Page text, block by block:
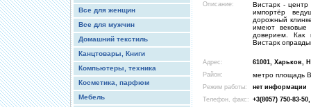
Все для женщин
Все для мужчин
Домашний текстиль
Канцтовары, Книги
Компьютеры, техника
Косметика, парфюм
Мебель
Описание:
Вистарк -
импортёр
дорожный
имеют вековые
доверием. Как
Вистарк
Адрес:
61001, Харьков,
Район:
метро площадь
Режим работы:
нет информации
Телефон, факс: +3(8057) 750-83-